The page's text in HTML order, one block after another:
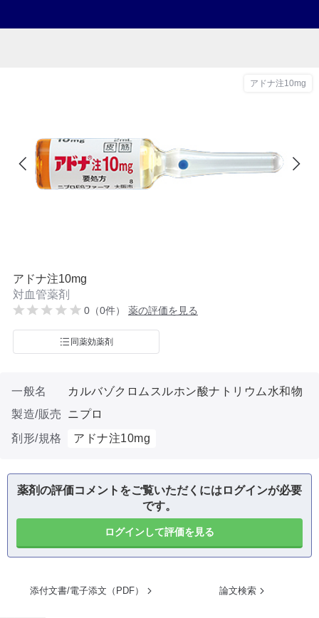
アドナ注10mg
アドナ注10mg
対血管薬剤
0（0件） 薬の評価を見る
同薬効薬剤
一般名
カルバゾクロムスルホン酸ナトリウム水和物
製造/販売
ニプロ
剤形/規格
アドナ注10mg
薬剤の評価コメントをご覧いただくにはログインが必要
です。
ログインして評価を見る
添付文書/電子添文（PDF） 論文検索